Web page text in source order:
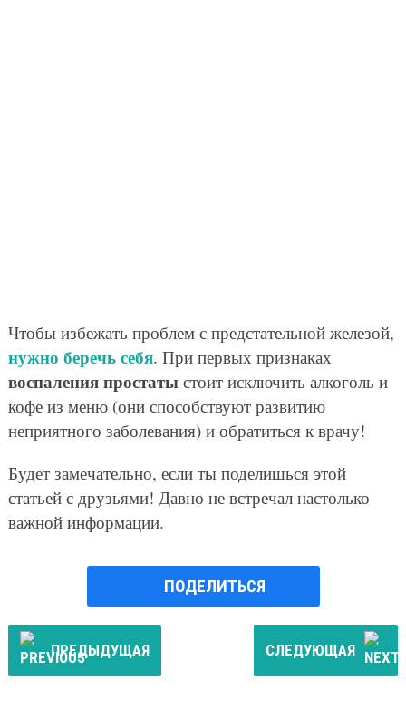
Чтобы избежать проблем с предстательной железой,
нужно беречь себя. При первых признаках
воспаления простатыстоит исключить алкоголь и
кофе из меню (они способствуют развитию
неприятного заболевания) и обратиться к врачу!
Будет замечательно, если ты поделишься этой
статьей с друзьями! Давно не встречал настолько
важной информации.
ПОДЕЛИТЬСЯ
ПРЕДЫДУЩАЯ СЛЕДУЮЩАЯ